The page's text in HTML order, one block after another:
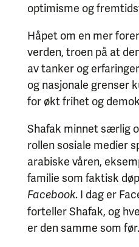
optimisme og
Håpet om en mer
verden, troen på at
av tanker og
og nasjonale grenser
for økt frihet og
Shafak minnet særlig
rollen sosiale medier
arabiske våren,
familie som faktisk
Facebook. I dag er
forteller Shafak, og
er den samme som før.